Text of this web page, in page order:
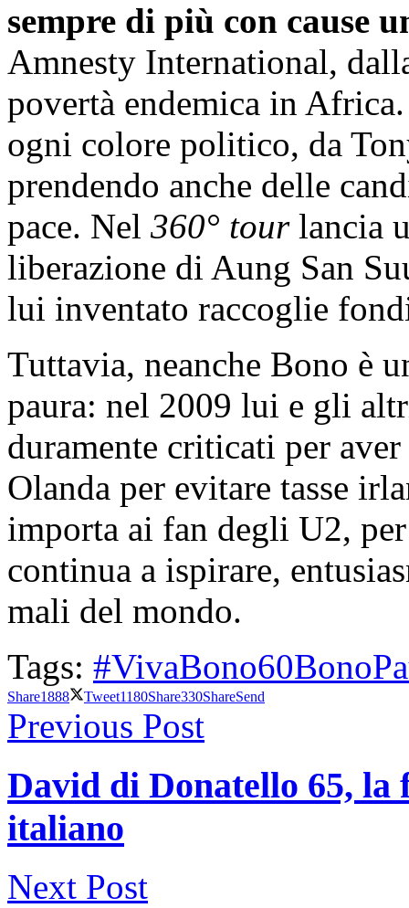
sempre di più con cause
Amnesty International,
povertà endemica in
ogni colore politico, da
prendendo anche delle
pace. Nel 360° tourlancia
liberazione di Aung San
lui inventato raccoglie
Tuttavia, neanche Bono è
paura: nel 2009 lui e gli
duramente criticati per
Olanda per evitare tasse
importa ai fan degli U2,
continua a ispirare,
mali del mondo.
Tags: #VivaBono60Bono
Share1888 Tweet1180Share330ShareSend
Previous Post
David di Donatello 65, la
italiano
Next Post